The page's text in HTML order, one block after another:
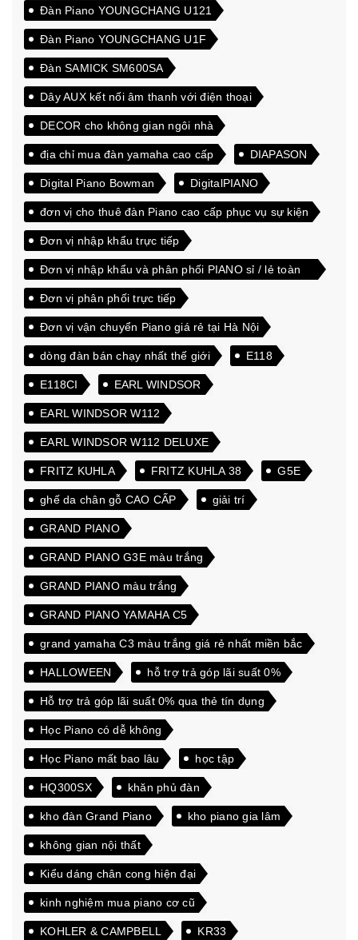
Đàn Piano YOUNGCHANG U121
Đàn Piano YOUNGCHANG U1F
Đàn SAMICK SM600SA
Dây AUX kết nối âm thanh với điện thoại
DECOR cho không gian ngôi nhà
địa chỉ mua đàn yamaha cao cấp DIAPASON
Digital Piano Bowman DigitalPIANO
đơn vị cho thuê đàn Piano cao cấp phục vụ sự kiện
Đơn vị nhập khẩu trực tiếp
Đơn vị nhập khẩu và phân phối PIANO sỉ / lẻ toàn
quốc
Đơn vị phân phối trực tiếp
Đơn vị vận chuyển Piano giá rẻ tại Hà Nội
dòng đàn bán chạy nhất thế giới E118
E118CI EARL WINDSOR
EARL WINDSOR W112
EARL WINDSOR W112 DELUXE
FRITZ KUHLA FRITZ KUHLA 38 G5E
ghế da chân gỗ CAO CẤP giải trí
GRAND PIANO
GRAND PIANO G3E màu trắng
GRAND PIANO màu trắng
GRAND PIANO YAMAHA C5
grand yamaha C3 màu trắng giá rẻ nhất miền bắc
HALLOWEEN hỗ trợ trả góp lãi suất 0%
Hỗ trợ trả góp lãi suất 0% qua thẻ tín dụng
Học Piano có dễ không
Học Piano mất bao lâu học tập
HQ300SX khăn phủ đàn
kho đàn Grand Piano kho piano gia lâm
không gian nội thất
Kiểu dáng chân cong hiện đại
kinh nghiệm mua piano cơ cũ
KOHLER & CAMPBELL KR33